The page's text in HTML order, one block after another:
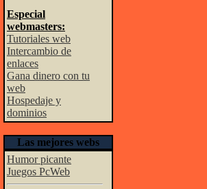
Especial
webmasters:
Tutoriales web
Intercambio de
enlaces
Gana dinero con tu
web
Hospedaje y
dominios
Las mejores webs
Humor picante
Juegos PcWeb